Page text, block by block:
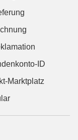
ID
Marktplatz